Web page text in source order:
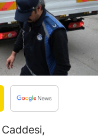
Bingöl
Bitlis
Bolu
Burdur
Bursa
Çanakkale